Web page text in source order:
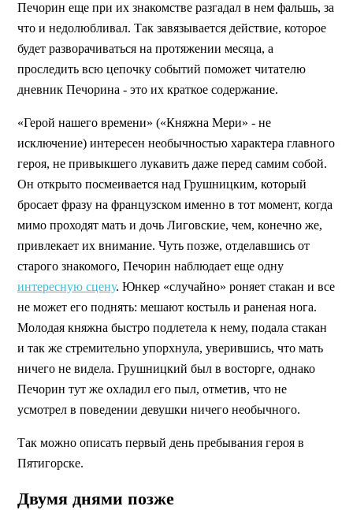
Печорин еще при их знакомстве разгадал в нем фальшь, за
что и недолюбливал. Так завязывается действие, которое
будет разворачиваться на протяжении месяца, а
проследить всю цепочку событий поможет читателю
дневник Печорина - это их краткое содержание.
«Герой нашего времени» («Княжна Мери» - не
исключение) интересен необычностью характера главного
героя, не привыкшего лукавить даже перед самим собой.
Он открыто посмеивается над Грушницким, который
бросает фразу на французском именно в тот момент, когда
мимо проходят мать и дочь Лиговские, чем, конечно же,
привлекает их внимание. Чуть позже, отделавшись от
старого знакомого, Печорин наблюдает еще одну
интересную сцену. Юнкер «случайно» роняет стакан и все
не может его поднять: мешают костыль и раненая нога.
Молодая княжна быстро подлетела к нему, подала стакан
и так же стремительно упорхнула, уверившись, что мать
ничего не видела. Грушницкий был в восторге, однако
Печорин тут же охладил его пыл, отметив, что не
усмотрел в поведении девушки ничего необычного.
Так можно описать первый день пребывания героя в
Пятигорске.
Двумя днями позже